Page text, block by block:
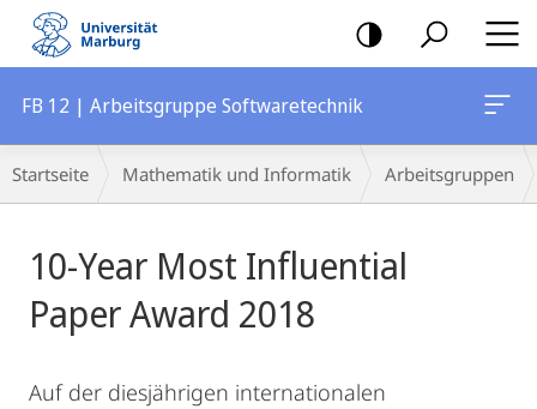
Mobile-
Navigation
FB 12 | Arbeitsgruppe Softwaretechnik
Breadcrumb-
Navigation
Startseite Mathematik und Informatik Arbeitsgruppen
10-Year Most Influential
Paper Award 2018
Auf der diesjährigen internationalen